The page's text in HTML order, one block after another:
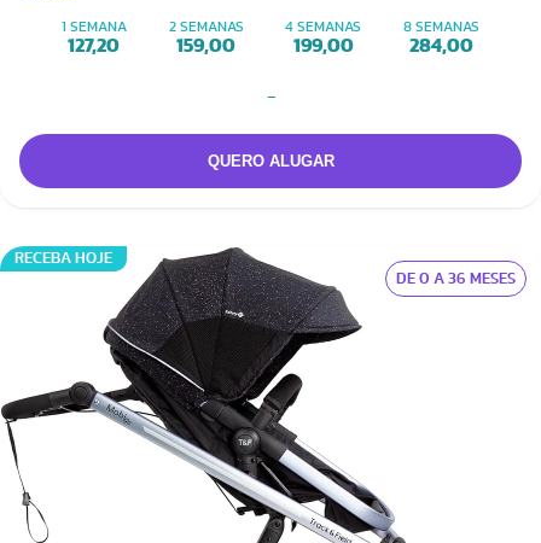
1 SEMANA
127,20
2 SEMANAS
159,00
4 SEMANAS
199,00
8 SEMANAS
284,00
-
RECEBA HOJE
DE 0 A 36 MESES